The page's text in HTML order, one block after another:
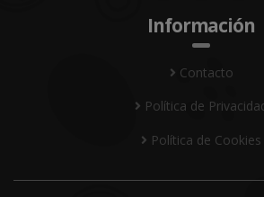
Información
Contacto
Política de
Política de Cookies